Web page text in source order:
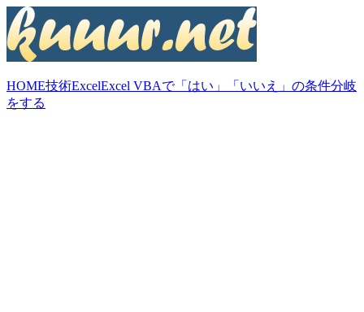
HOME技術ExcelExcel VBAで「はい」「いいえ」の条件分岐
をする